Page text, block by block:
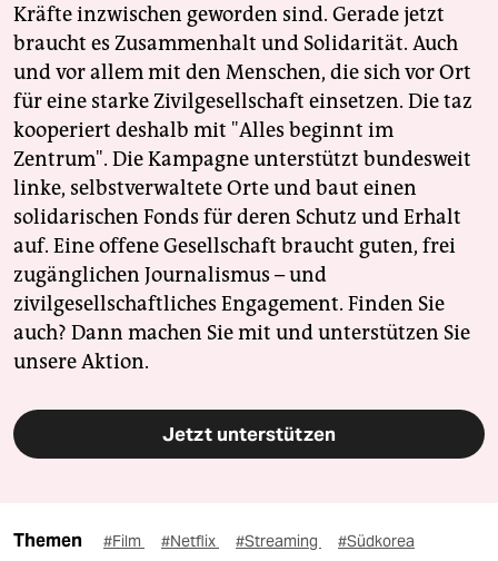
Kräfte inzwischen geworden sind. Gerade jetzt
braucht es Zusammenhalt und Solidarität. Auch
und vor allem mit den Menschen, die sich vor Ort
für eine starke Zivilgesellschaft einsetzen. Die taz
kooperiert deshalb mit "Alles beginnt im
Zentrum". Die Kampagne unterstützt bundesweit
linke, selbstverwaltete Orte und baut einen
solidarischen Fonds für deren Schutz und Erhalt
auf. Eine offene Gesellschaft braucht guten, frei
zugänglichen Journalismus – und
zivilgesellschaftliches Engagement. Finden Sie
auch? Dann machen Sie mit und unterstützen Sie
unsere Aktion.
Jetzt unterstützen
Themen #Film #Netflix #Streaming #Südkorea